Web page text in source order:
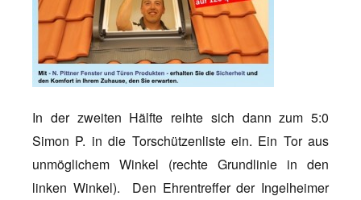
In der zweiten Hälfte reihte sich dann zum 5:0
Simon P. in die Torschützenliste ein. Ein Tor aus
unmöglichem Winkel (rechte Grundlinie in den
linken Winkel). Den Ehrentreffer der Ingelheimer